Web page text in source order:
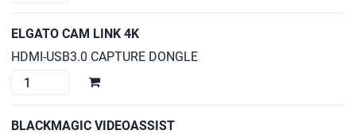
12G
ELGATO CAM LINK 4K
HDMI-USB3.0 CAPTURE DONGLE
ELGATO
LINK
BLACKMAGIC VIDEOASSIST